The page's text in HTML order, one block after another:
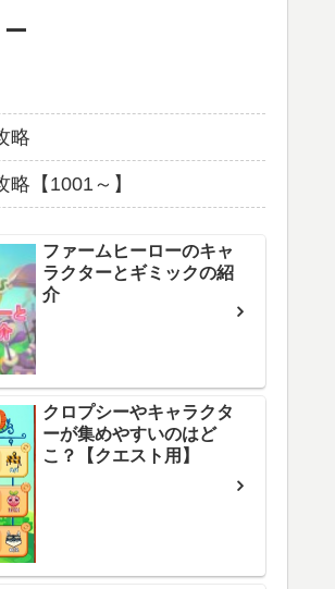
略
略【1001～】
ファームヒーローのキャ
ラクターとギミックの紹
介
クロプシーやキャラクタ
ーが集めやすいのはど
こ？【クエスト用】